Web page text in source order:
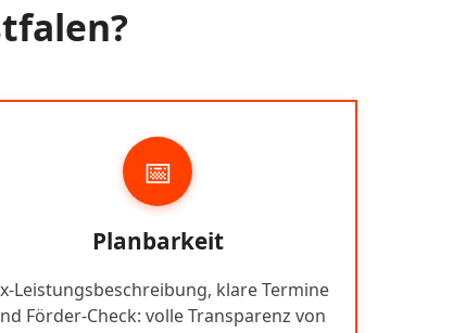
📅
Planbarkeit
Leistungsbeschreibung, klare Termine
Förder-Check: volle Transparenz von